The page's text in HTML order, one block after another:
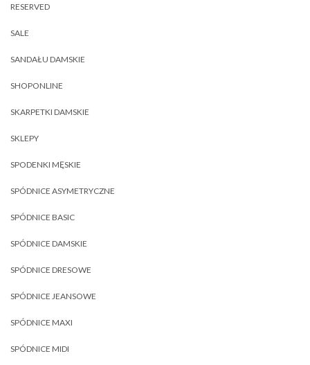
RESERVED
SALE
SANDAŁU DAMSKIE
SHOPONLINE
SKARPETKI DAMSKIE
SKLEPY
SPODENKI MĘSKIE
SPÓDNICE ASYMETRYCZNE
SPÓDNICE BASIC
SPÓDNICE DAMSKIE
SPÓDNICE DRESOWE
SPÓDNICE JEANSOWE
SPÓDNICE MAXI
SPÓDNICE MIDI